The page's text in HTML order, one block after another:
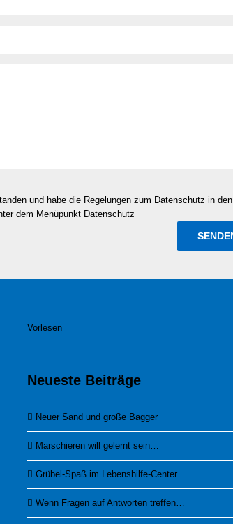
und habe die Regelungen zum Datenschutz in den
dem Menüpunkt Datenschutz
Vorlesen
Neueste Beiträge
Neuer Sand und große Bagger
Marschieren will gelernt sein…
Grübel-Spaß im Lebenshilfe-Center
Wenn Fragen auf Antworten treffen…